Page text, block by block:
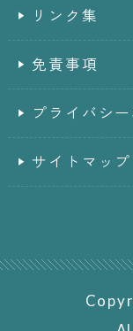
リンク集
免責事項
プライバシ
サイトマップ